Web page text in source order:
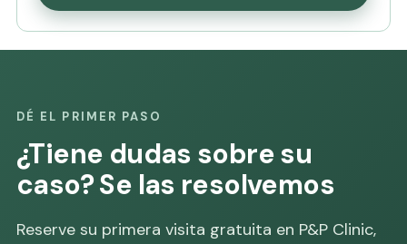
DÉ EL PRIMER PASO
¿Tiene dudas sobre su
caso? Se las resolvemos
Reserve su primera visita gratuita en P&P Clinic,